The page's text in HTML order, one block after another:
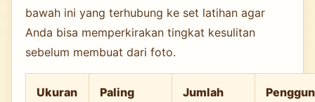
bawah ini yang terhubung ke set latihan agar
Anda bisa memperkirakan tingkat kesulitan
sebelum membuat dari foto.
Ukuran
Paling
Jumlah